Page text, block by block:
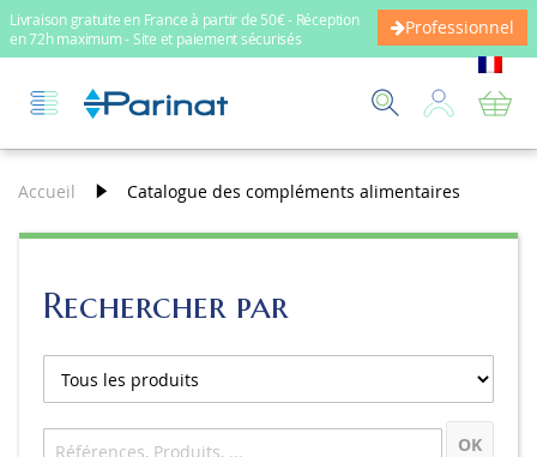
Livraison gratuite en France à partir de 50€ - Réception
en 72h maximum - Site et paiement sécurisés
Professionnel
Accueil Catalogue des compléments alimentaires
Rechercher par
OK